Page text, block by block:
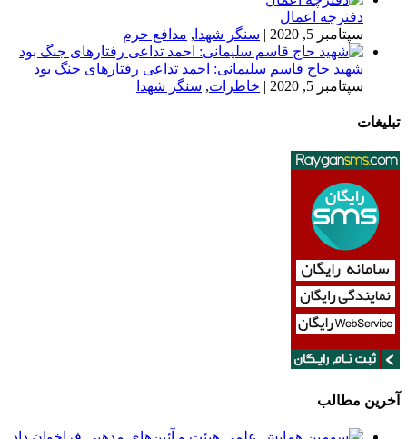
دفترچه اعمال
سپتامبر 5, 2020
| سنگر شهدا , مدافع حرم
شهید حاج قاسم سلیمانی: احمد تداعی رفتارهای جنگ بود
سپتامبر 5, 2020
| خاطرات, سنگر شهدا
تبلیغات
آخرین مطالب